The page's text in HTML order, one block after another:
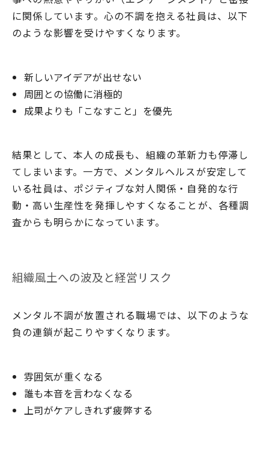
に関係しています。心の不調を抱える社員は、以下
のような影響を受けやすくなります。
新しいアイデアが出せない
周囲との協働に消極的
成果よりも「こなすこと」を優先
結果として、本人の成長も、組織の革新力も停滞し
てしまいます。一方で、メンタルヘルスが安定して
いる社員は、ポジティブな対人関係・自発的な行
動・高い生産性を発揮しやすくなることが、各種調
査からも明らかになっています。
組織風土への波及と経営リスク
メンタル不調が放置される職場では、以下のような
負の連鎖が起こりやすくなります。
雰囲気が重くなる
誰も本音を言わなくなる
上司がケアしきれず疲弊する